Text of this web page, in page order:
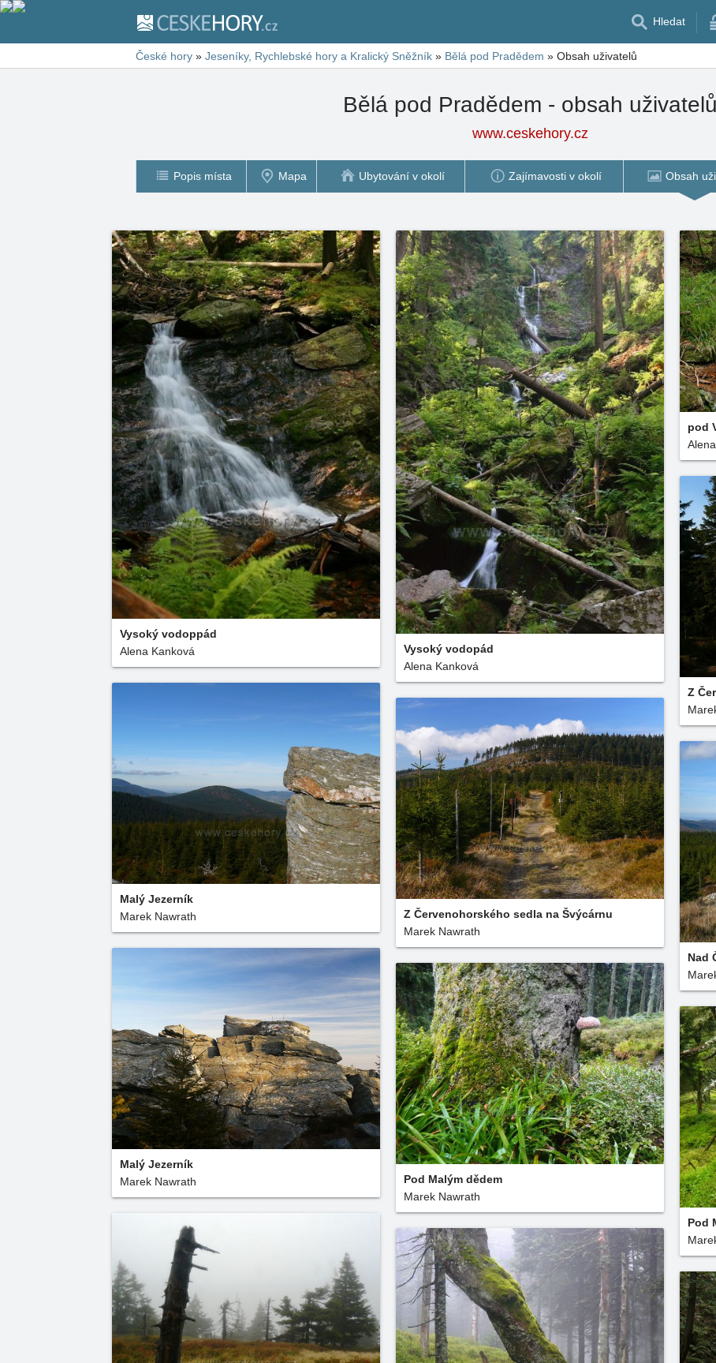
Hledat
České hory » Jeseníky, Rychlebské hory a Kralický Sněžník » Bělá pod Pradědem » Obsah uživatelů
Bělá pod Pradědem - obsah uživatelů
www.ceskehory.cz
Popis místa Mapa Ubytování v okolí Zajímavosti v okolí Obsah
Vysoký vodoppád
Alena Kanková
Vysoký vodopád
Alena Kanková
pod
Z
Malý Jezerník
Marek Nawrath
Z Červenohorského sedla na Švýcárnu
Marek Nawrath
Nad
Malý Jezerník
Marek Nawrath
Pod Malým dědem
Marek Nawrath
Pod